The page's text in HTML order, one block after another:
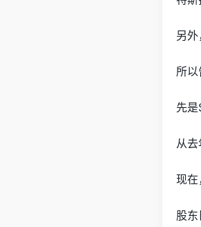
另外
所以
先
从
现在
股